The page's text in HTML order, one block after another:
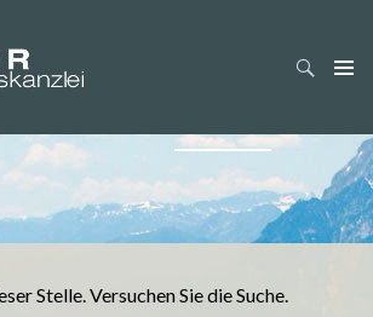
wurde nichts
Stelle. Versuchen Sie die Suche.